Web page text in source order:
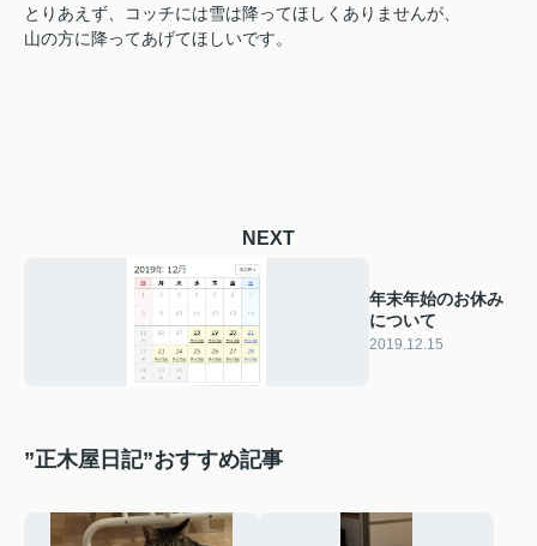
とりあえず、コッチには雪は降ってほしくありませんが、
山の方に降ってあげてほしいです。
NEXT
年末年始のお休み
について
2019.12.15
”正木屋日記”おすすめ記事